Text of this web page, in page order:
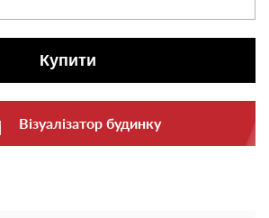
Купити
Візуалізатор будинку